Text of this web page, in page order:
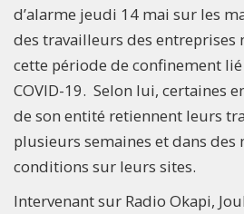
d’alarme jeudi 14 mai sur les
des travailleurs des entreprises
cette période de confinement
COVID-19. Selon lui, certaines
de son entité retiennent leurs
plusieurs semaines et dans des
conditions sur leurs sites.
Intervenant sur Radio Okapi,